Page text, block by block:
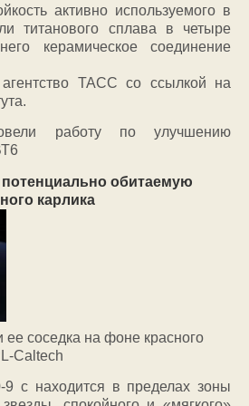
активно используемого в
титанового сплава в четыре
керамическое соединение
ТАСС со ссылкой на
работу по улучшению
обитаемую
карлика
ее соседка на фоне красного
Caltech
c находится в пределах зоны